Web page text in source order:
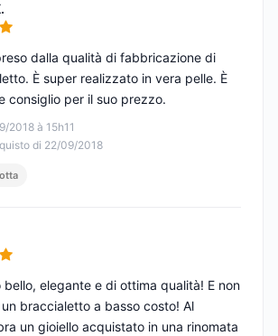
5
2018 à 15h11
di 22/09/2018
dalla qualità di fabbricazione di
È super realizzato in vera pelle. È
consiglio per il suo prezzo.
5
bello, elegante e di ottima qualità! E non
braccialetto a basso costo! Al
un gioiello acquistato in una rinomata